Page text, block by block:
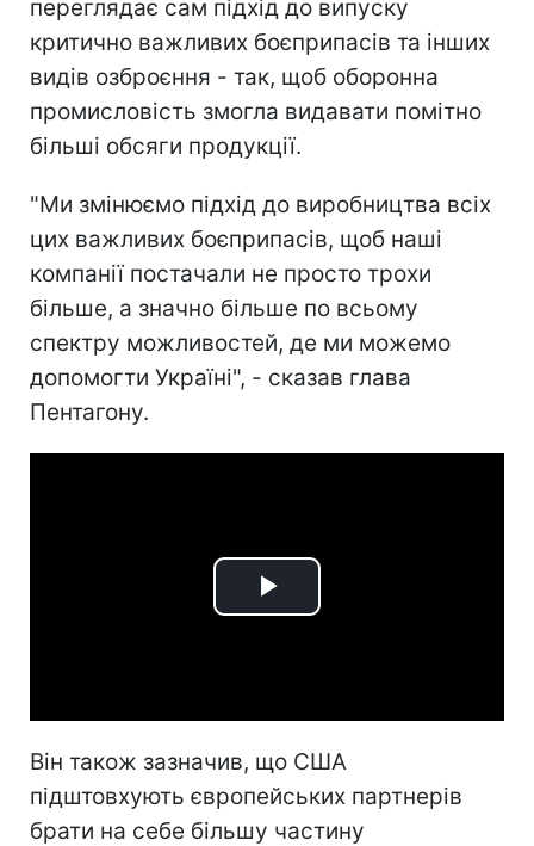
переглядає сам підхід до випуску
критично важливих боєприпасів та інших
видів озброєння - так, щоб оборонна
промисловість змогла видавати помітно
більші обсяги продукції.
"Ми змінюємо підхід до виробництва всіх
цих важливих боєприпасів, щоб наші
компанії постачали не просто трохи
більше, а значно більше по всьому
спектру можливостей, де ми можемо
допомогти Україні", - сказав глава
Пентагону.
Play
Він також зазначив, що США
підштовхують європейських партнерів
брати на себе більшу частину